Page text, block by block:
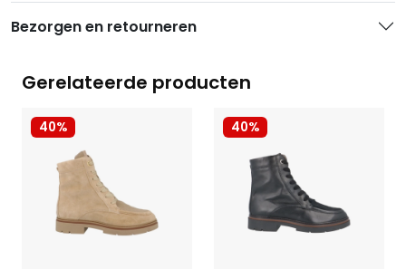
Bezorgen en retourneren
Gerelateerde producten
40% 40%